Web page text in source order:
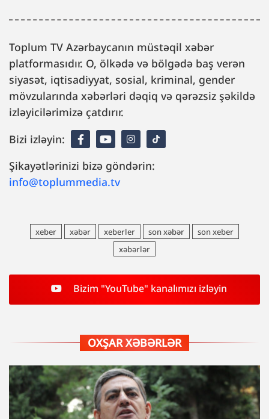
Toplum TV Azərbaycanın müstəqil xəbər
platformasıdır. O, ölkədə və bölgədə baş verən
siyasət, iqtisadiyyat, sosial, kriminal, gender
mövzularında xəbərləri dəqiq və qərəzsiz şəkildə
izləyicilərimizə çatdırır.
Bizi izləyin:
Şikayətlərinizi bizə göndərin:
info@toplummedia.tv
xeber xəbər xeberler son xəbər
son xeber
xəbərlər
Bizim "YouTube" kanalımızı izləyin
OXŞAR XƏBƏRLƏR